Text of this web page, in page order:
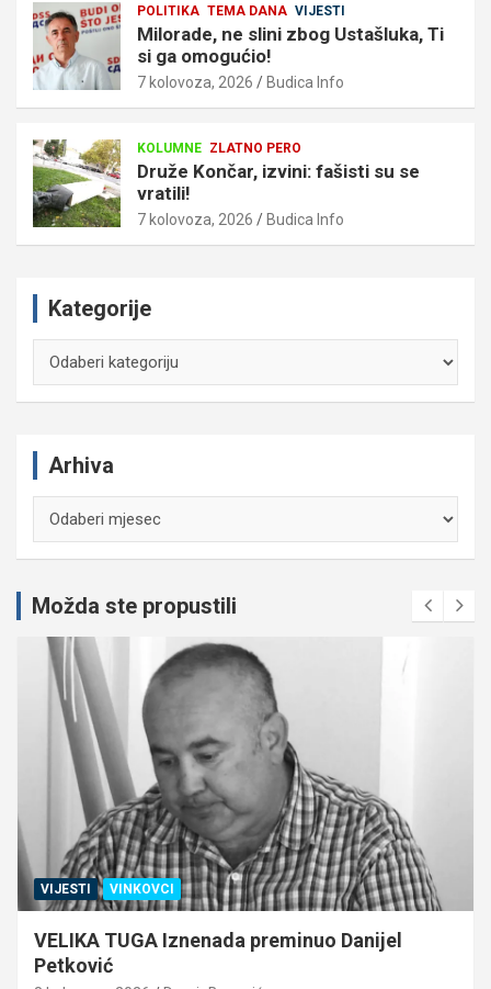
POLITIKA TEMA DANA VIJESTI
Milorade, ne slini zbog Ustašluka, Ti
si ga omogućio!
7 kolovoza, 2026 Budica Info
KOLUMNE ZLATNO PERO
Druže Končar, izvini: fašisti su se
vratili!
7 kolovoza, 2026 Budica Info
Kategorije
Arhiva
Možda ste propustili
VIJESTI VINKOVCI
VELIKA TUGA Iznenada preminuo Danijel
Petković